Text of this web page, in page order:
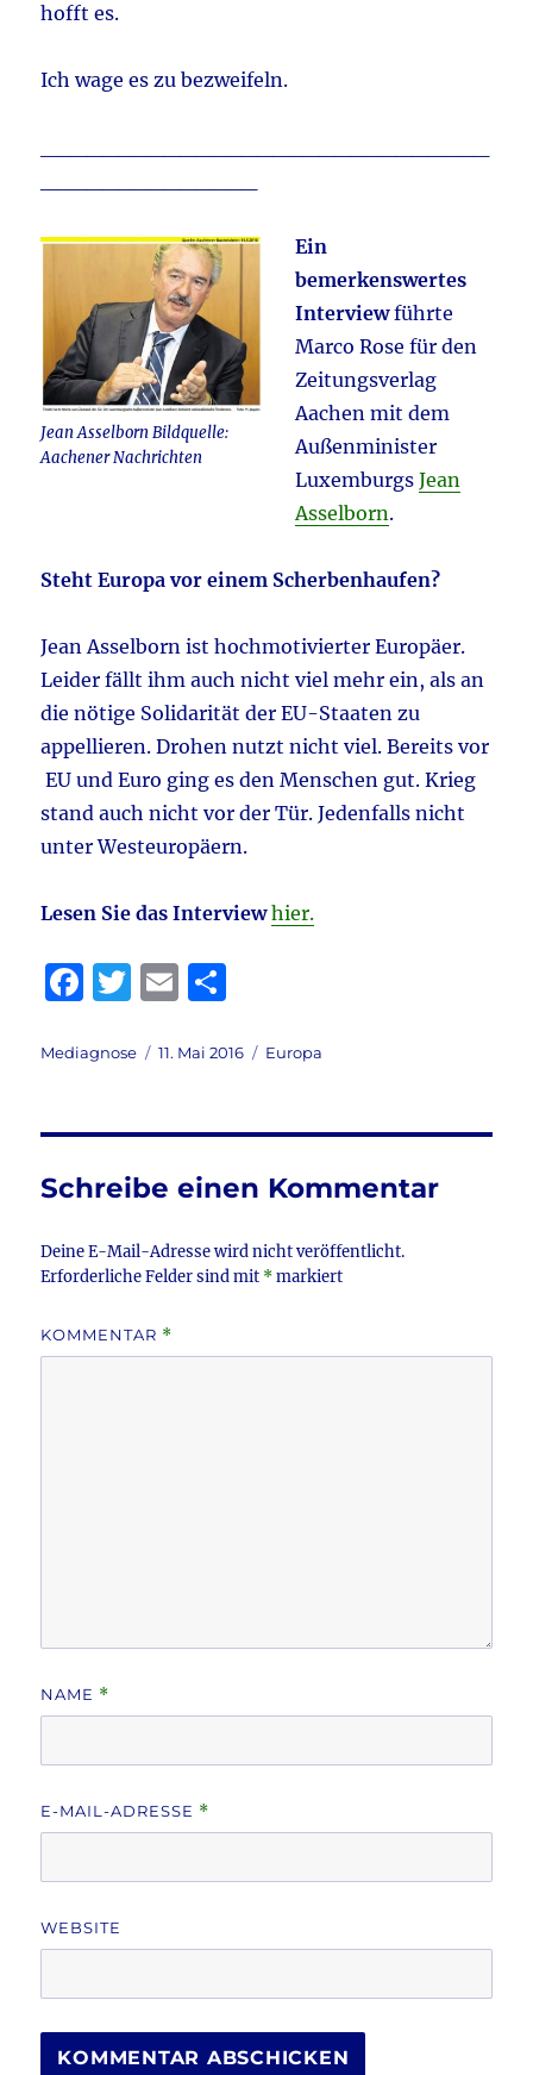
hofft es.
Ich wage es zu bezweifeln.
Jean Asselborn Bildquelle:
Aachener Nachrichten
Ein
bemerkenswertes
Interviewführte
Marco Rose für den
Zeitungsverlag
Aachen mit dem
Außenminister
LuxemburgsJean
Asselborn.
Steht Europa vor einem Scherbenhaufen?
Jean Asselborn ist hochmotivierter Europäer.
Leider fällt ihm auch nicht viel mehr ein, als an
die nötige Solidarität der EU-Staaten zu
appellieren. Drohen nutzt nicht viel. Bereits vor
EU und Euro ging es den Menschen gut. Krieg
stand auch nicht vor der Tür. Jedenfalls nicht
unter Westeuropäern.
Lesen Sie das Interview hier.
F
c
b
o
o
k
T
it
r
E
ai le
Autor
Mediagnose
Veröffentlicht
11. Mai 2016 Kategorien
Europa
Schreibe einen Kommentar
Deine E-Mail-Adresse wird nicht veröffentlicht.
Erforderliche Felder sind mit *markiert
KOMMENTAR *
NAME *
E-MAIL-ADRESSE *
WEBSITE